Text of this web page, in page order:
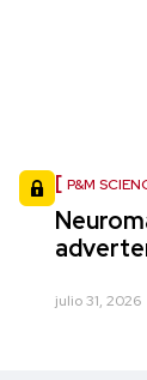
P&M
julio 31, 2026